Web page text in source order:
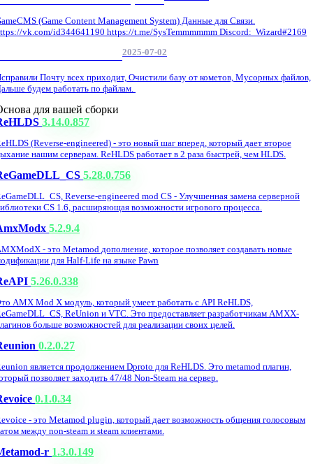
(Game Content Management System) Данные для Связи.
vk.com/id344641190 https://t.me/SysTemmmmmm Discord: Wizard#2169
2025-07-02
Почту всех приходит, Очистили базу от кометов, Мусорных файлов,
будем работать по файлам.
для вашей сборки
3.14.0.857
(Reverse-engineered) - это новый шаг вперед, который дает второе
нашим серверам. ReHLDS работает в 2 раза быстрей, чем HLDS.
5.28.0.756
Reverse-engineered mod CS - Улучшенная замена серверной
CS 1.6, расширяющая возможности игрового процесса.
5.2.9.4
- это Metamod дополнение, которое позволяет создавать новые
для Half-Life на языке Pawn
5.26.0.338
AMX Mod X модуль, который умеет работать с API ReHLDS,
ReUnion и VTC. Это предоставляет разработчикам AMXX-
больше возможностей для реализации своих целей.
0.2.0.27
является продолжением Dproto для ReHLDS. Это metamod плагин,
позволяет заходить 47/48 Non-Steam на сервер.
0.1.0.34
- это Metamod plugin, который дает возможность общения голосовым
между non-steam и steam клиентами.
r 1.3.0.149